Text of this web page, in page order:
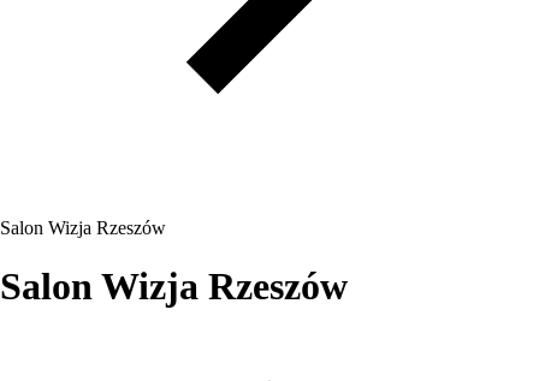
Salon Wizja Rzeszów
Salon Wizja Rzeszów